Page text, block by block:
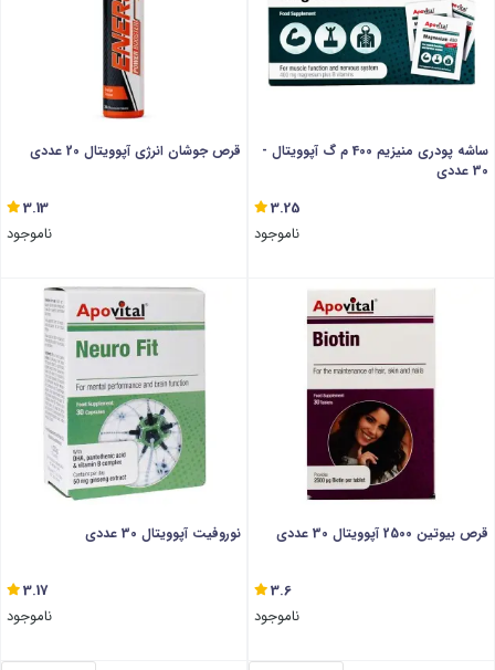
ساشه پودری منیزیم 400 م گ آپوویتال -
30 عددی
3.25
ناموجود
قرص جوشان انرژی آپوویتال 20 عددی
3.13
ناموجود
قرص بیوتین 2500 آپوویتال 30 عددی
3.6
ناموجود
نوروفیت آپوویتال 30 عددی
3.17
ناموجود